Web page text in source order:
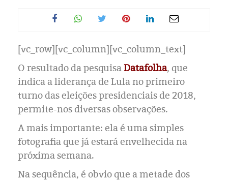
Manaus
História
Eleições 2024
Pesquisas
[vc_row][vc_column][vc_column_text]
O resultado da pesquisaDatafolha, que
indica a liderança de Lula no primeiro
turno das eleições presidenciais de 2018,
permite-nos diversas observações.
A mais importante: ela é uma simples
fotografia que já estará envelhecida na
próxima semana.
Na sequência, é obvio que a metade dos